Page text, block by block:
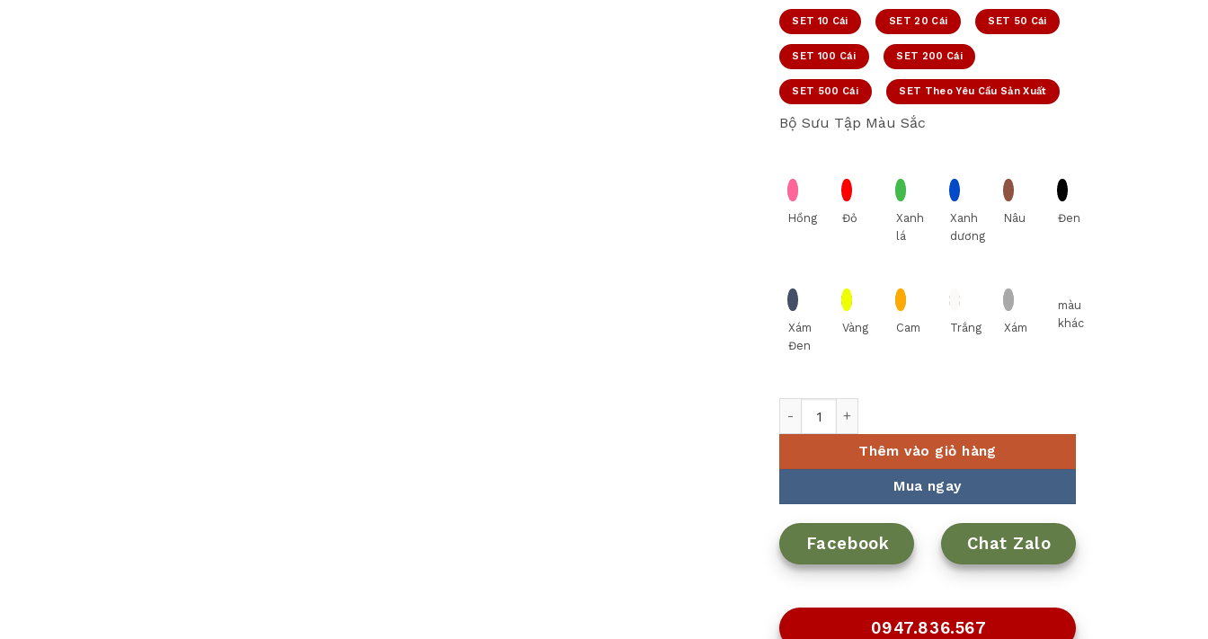
SET 10 Cái SET 20 Cái SET 50 Cái
SET 100 Cái SET 200 Cái
SET 500 Cái SET Theo Yêu Cầu Sản Xuất
Bộ Sưu Tập Màu Sắc
Hồng Đỏ
Xanh
lá
Xanh
dương
Nâu Đen
Xám
Đen
Vàng Cam Trắng Xám
màu
khác
Thêm vào giỏ hàng
Mua ngay
Facebook Chat Zalo
0947.836.567